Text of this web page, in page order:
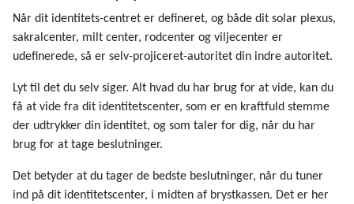
Når dit identitets-centret er defineret, og både dit solar plexus,
sakralcenter, milt center, rodcenter og viljecenter er
udefinerede, så er selv-projiceret-autoritet din indre autoritet.
Lyt til det du selv siger. Alt hvad du har brug for at vide, kan du
få at vide fra dit identitetscenter, som er en kraftfuld stemme
der udtrykker din identitet, og som taler for dig, når du har
brug for at tage beslutninger.
Det betyder at du tager de bedste beslutninger, når du tuner
ind på dit identitetscenter, i midten af brystkassen. Det er her